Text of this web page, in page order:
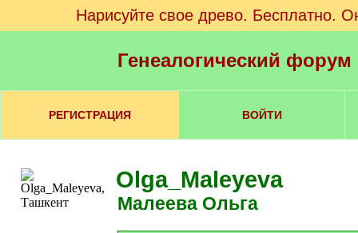
Нарисуйте свое древо. Бесплатно.
Генеалогический
РЕГИСТРАЦИЯ ВОЙТИ
Olga_Maleyeva
Малеева Ольга